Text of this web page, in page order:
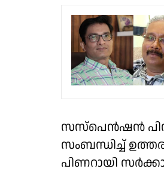
സസ്പെൻഷൻ
സംബന്ധിച്ച്
പിണറായി